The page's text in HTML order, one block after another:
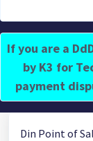
If you are a
by K3 for
payment
Varför
Ändrad den
Din Point of